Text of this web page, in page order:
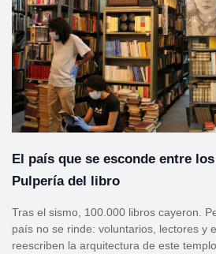
El país que se esconde entre
Pulpería del libro
Tras el sismo, 100.000 libros cayeron.
país no se rinde: voluntarios, lectores y
reescriben la arquitectura de este templo.